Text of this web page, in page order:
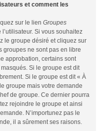
et comment les
sur le lien Groupes
Si vous souhaitez
le groupe désiré et cliquez sur
groupes ne sont pas en libre
approbation, certains sont
Si le groupe est dit
Si le groupe est dit « À
groupe mais votre demande
de groupe. Ce dernier pourra
rejoindre le groupe et ainsi
N’importunez pas le
il a sûrement ses raisons.